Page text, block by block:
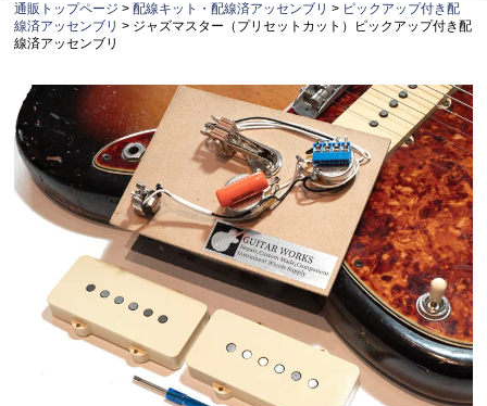
通販トップページ 配線キット・配線済アッセンブリ
ピックアップ付き配
線済アッセンブリ
ジャズマスター（プリセットカット）ピックアップ付き配
線済アッセンブリ